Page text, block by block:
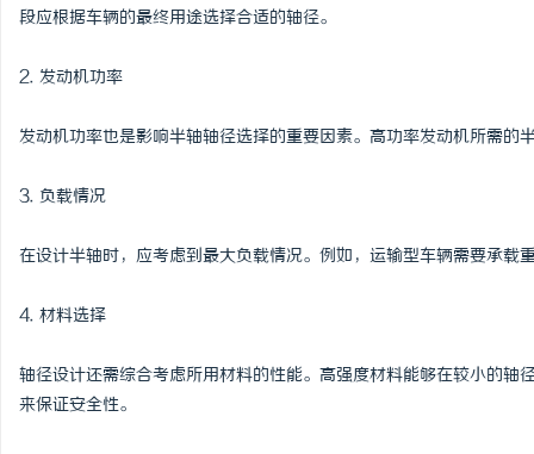
段应根据车辆的最终用途选择合适的轴径。
2. 发动机功率
发动机功率也是影响半轴轴径选择的重要因素。高功率发动机所需
3. 负载情况
在设计半轴时，应考虑到最大负载情况。例如，运输型车辆需要承载
4. 材料选择
轴径设计还需综合考虑所用材料的性能。高强度材料能够在较小的
来保证安全性。